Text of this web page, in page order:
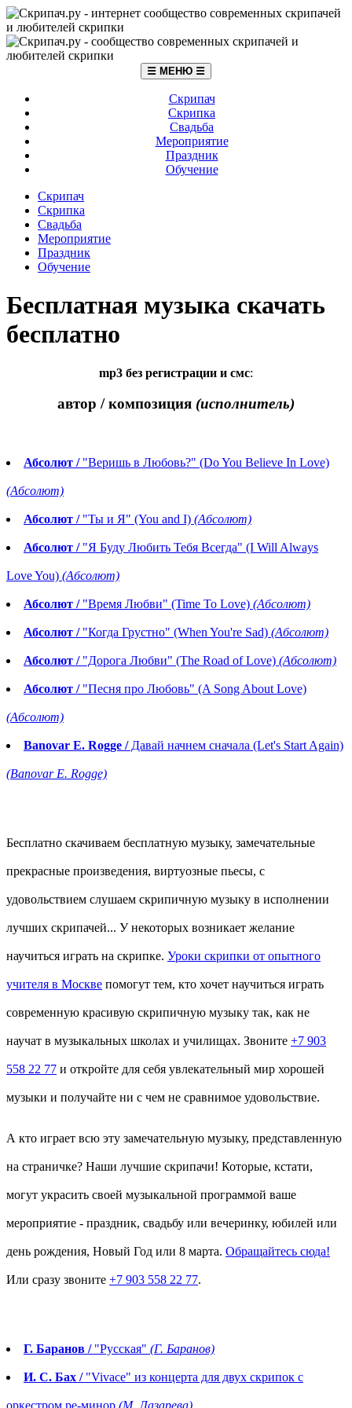
☰ МЕНЮ ☰
Скрипач
Скрипка
Свадьба
Мероприятие
Праздник
Обучение
Скрипач
Скрипка
Свадьба
Мероприятие
Праздник
Обучение
Бесплатная музыка скачать
бесплатно
mp3 без регистрации и смс:
автор / композиция (исполнитель)
Абсолют /"Веришь в Любовь?" (Do You Believe In Love)
(Абсолют)
Абсолют /"Ты и Я" (You and I) (Абсолют)
Абсолют /"Я Буду Любить Тебя Всегда" (I Will Always
Love You) (Абсолют)
Абсолют /"Время Любви" (Time To Love) (Абсолют)
Абсолют /"Когда Грустно" (When You're Sad) (Абсолют)
Абсолют /"Дорога Любви" (The Road of Love) (Абсолют)
Абсолют /"Песня про Любовь" (A Song About Love)
(Абсолют)
Banovar E. Rogge /Давай начнем сначала (Let's Start Again)
(Banovar E. Rogge)
Бесплатно скачиваем бесплатную музыку, замечательные
прекрасные произведения, виртуозные пьесы, с
удовольствием слушаем скрипичную музыку в исполнении
лучших скрипачей... У некоторых возникает желание
научиться играть на скрипке. Уроки скрипки от опытного
учителя в Москве помогут тем, кто хочет научиться играть
современную красивую скрипичную музыку так, как не
научат в музыкальных школах и училищах. Звоните +7 903
558 22 77 и откройте для себя увлекательный мир хорошей
музыки и получайте ни с чем не сравнимое удовольствие.
А кто играет всю эту замечательную музыку, представленную
на страничке? Наши лучшие скрипачи! Которые, кстати,
могут украсить своей музыкальной программой ваше
мероприятие - праздник, свадьбу или вечеринку, юбилей или
день рождения, Новый Год или 8 марта. Обращайтесь сюда!
Или сразу звоните +7 903 558 22 77.
Г. Баранов /"Русская" (Г. Баранов)
И. С. Бах /"Vivace" из концерта для двух скрипок с